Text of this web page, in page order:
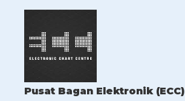
Pusat Bagan Elektronik (ECC)